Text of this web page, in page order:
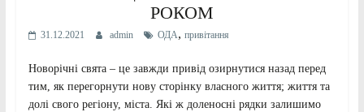
РОКОМ
31.12.2021 admin ОДА, привітання
Новорічні свята – це завжди привід озирнутися назад перед
тим, як перегорнути нову сторінку власного життя; життя та
долі свого регіону, міста. Які ж доленосні рядки залишимо